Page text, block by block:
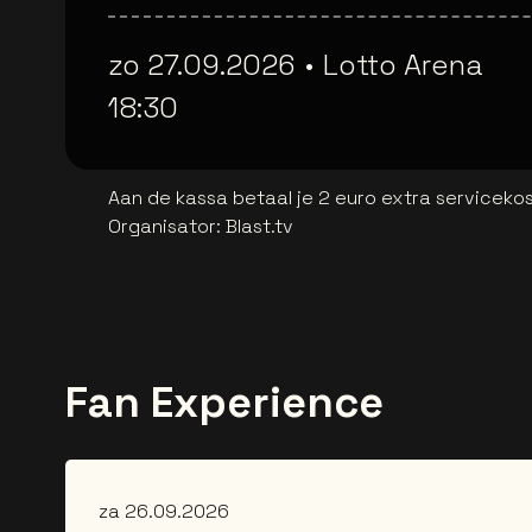
zo 27.09.2026 • Lotto Arena
18:30
Aan de kassa betaal je 2 euro extra
Organisator: Blast.tv
Fan Experience
za 26.09.2026